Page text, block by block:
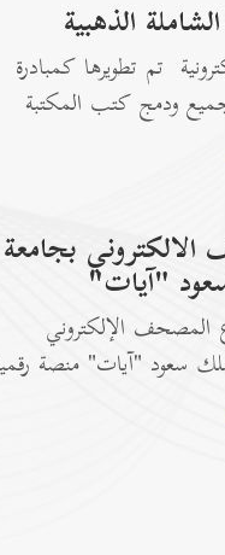
الذهبية
تم تطويرها كمبادرة
ودمج كتب المكتبة
مع إصدارات...
بجامعة
"آيات"
المصحف الإلكتروني
سعود "آيات" منصة
لتصفح وقراءة القرآن